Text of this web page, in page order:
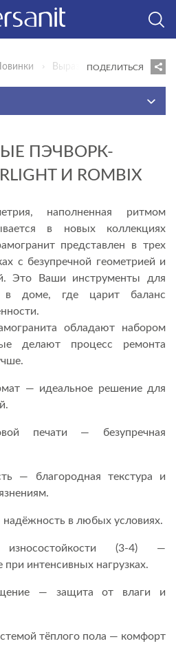
Выразительные пэчворк-
ПОДЕЛИТЬСЯ
ОБОРУДОВАНИЕ ДЛЯ ВАНН
MITO
ПЭЧВОРК-
И ROMBIX
наполненная ритмом
в новых коллекциях
представлен в трех
с безупречной геометрией и
Это Ваши инструменты для
в доме, где царит баланс
обладают набором
делают процесс ремонта
— идеальное решение для
печати — безупречная
— благородная текстура и
в любых условиях.
(3-4) —
интенсивных нагрузках.
— защита от влаги и
тёплого пола — комфорт